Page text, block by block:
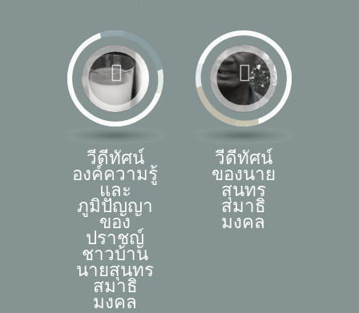
วีดีทัศน์
องค์ความรู้
และ
ภูมิปัญญา
ของ
ปราชญ์
ชาวบ้าน
นายสุนทร
สมาธิ
มงคล
วีดีทัศน์
ของนาย
สุนทร
สมาธิ
มงคล